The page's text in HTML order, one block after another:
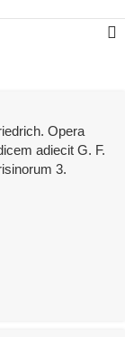
Opera
adiecit G. F.
3.